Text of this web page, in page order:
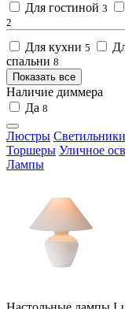
Для гостиной 3
2
Для кухни 5
спальни 8
Показать все
Наличие диммера
Да 8
Люстры Светильники
Торшеры Уличное
Лампы